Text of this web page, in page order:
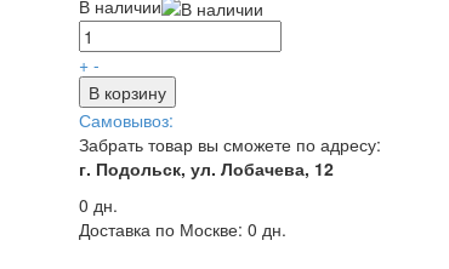
В наличии
+ -
В корзину
Самовывоз:
Забрать товар вы сможете по адресу:
г. Подольск, ул. Лобачева, 12
0 дн.
Доставка по Москве: 0 дн.